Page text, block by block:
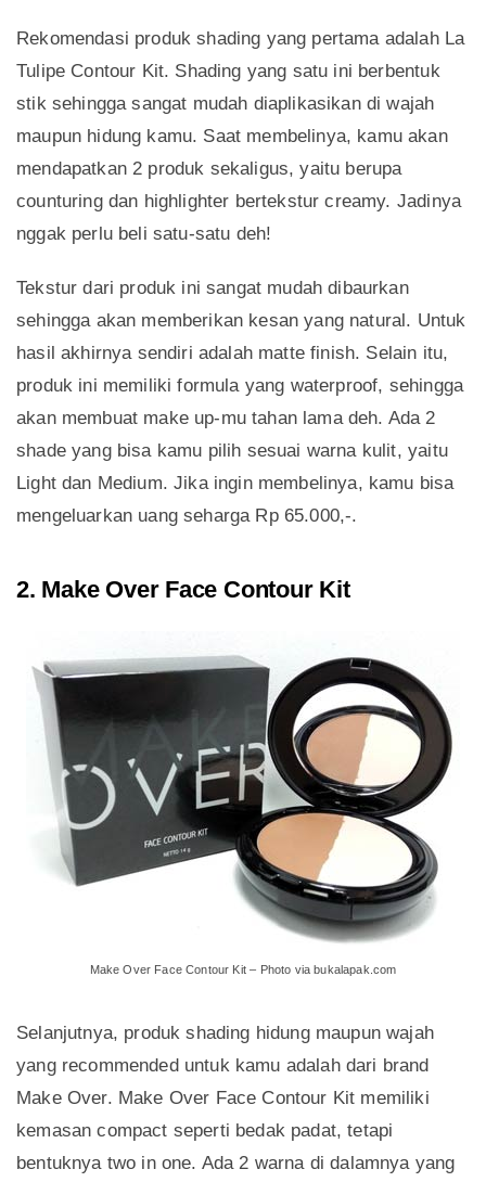
Rekomendasi produk shading yang pertama adalah La
Tulipe Contour Kit. Shading yang satu ini berbentuk
stik sehingga sangat mudah diaplikasikan di wajah
maupun hidung kamu. Saat membelinya, kamu akan
mendapatkan 2 produk sekaligus, yaitu berupa
counturing dan highlighter bertekstur creamy. Jadinya
nggak perlu beli satu-satu deh!
Tekstur dari produk ini sangat mudah dibaurkan
sehingga akan memberikan kesan yang natural. Untuk
hasil akhirnya sendiri adalah matte finish. Selain itu,
produk ini memiliki formula yang waterproof, sehingga
akan membuat make up-mu tahan lama deh. Ada 2
shade yang bisa kamu pilih sesuai warna kulit, yaitu
Light dan Medium. Jika ingin membelinya, kamu bisa
mengeluarkan uang seharga Rp 65.000,-.
2. Make Over Face Contour Kit
Make Over Face Contour Kit – Photo via bukalapak.com
Selanjutnya, produk shading hidung maupun wajah
yang recommended untuk kamu adalah dari brand
Make Over. Make Over Face Contour Kit memiliki
kemasan compact seperti bedak padat, tetapi
bentuknya two in one. Ada 2 warna di dalamnya yang